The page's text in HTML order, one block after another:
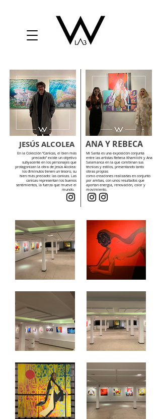
JESÚS ALCOLEA ANA Y REBECA
En la Colección “Canicas, el bien más
preciado” existe un objetivo
subyacente en los personajes que
protagonizan la obra de Jesús Alcolea:
los diminutos tienen un tesoro, su
bien más preciado: las canicas. Las
canicas representan los buenos
sentimientos, la fuerza que mueve el
mundo.
Mi Santa es una exposición conjunta
entre las artistas Rebeca Khamlichi y Ana
Salamanca en la que combinan sus
técnicas y estilos, presentando tanto
obras propias
como creaciones realizadas en conjunto
por ambas, con unos resultados que
aportan energía, renovación, color y
movimiento.